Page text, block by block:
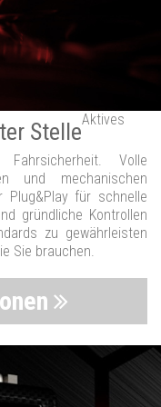
StelleAktives
Volle
und mechanischen
Plug&Play für schnelle
gründliche Kontrollen
zu gewährleisten
Sie brauchen.